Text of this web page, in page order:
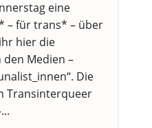
eine
– für trans* – über
hier die
Medien –
Die
Transinterqueer